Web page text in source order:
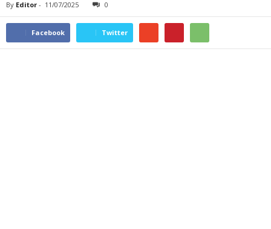
By Editor - 11/07/2025 0
Facebook Twitter